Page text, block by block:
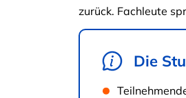
zurück. Fachleute
Die